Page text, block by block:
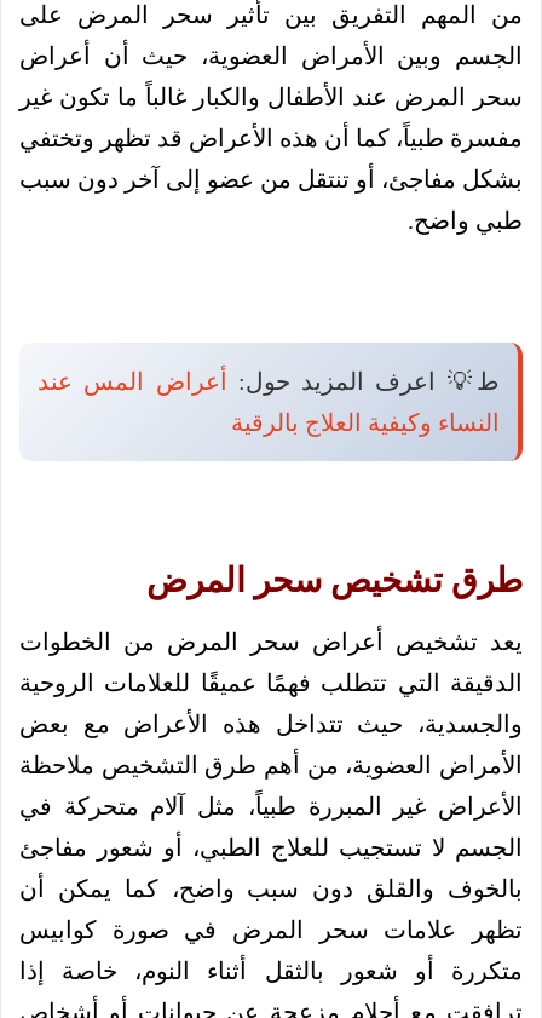
من المهم التفريق بين تأثير سحر المرض على
الجسم وبين الأمراض العضوية، حيث أن أعراض
سحر المرض عند الأطفال والكبار غالباً ما تكون غير
مفسرة طبياً، كما أن هذه الأعراض قد تظهر وتختفي
بشكل مفاجئ، أو تنتقل من عضو إلى آخر دون سبب
طبي واضح.
ط💡 اعرف المزيد حول:
أعراض المس عند
النساء وكيفية العلاج بالرقية
طرق تشخيص سحر المرض
يعد تشخيص أعراض سحر المرض من الخطوات
الدقيقة التي تتطلب فهمًا عميقًا للعلامات الروحية
والجسدية، حيث تتداخل هذه الأعراض مع بعض
الأمراض العضوية، من أهم طرق التشخيص ملاحظة
الأعراض غير المبررة طبياً، مثل آلام متحركة في
الجسم لا تستجيب للعلاج الطبي، أو شعور مفاجئ
بالخوف والقلق دون سبب واضح، كما يمكن أن
تظهر علامات سحر المرض في صورة كوابيس
متكررة أو شعور بالثقل أثناء النوم، خاصة إذا
ترافقت مع أحلام مزعجة عن حيوانات أو أشخاص